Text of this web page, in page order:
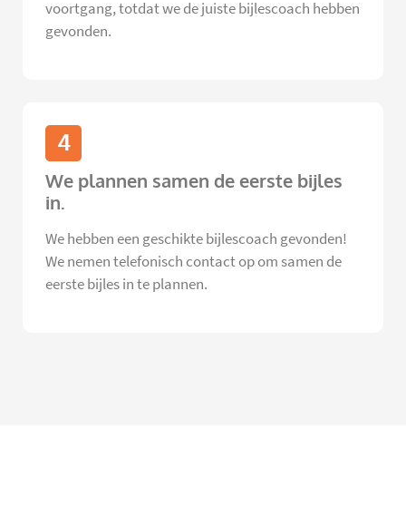
voortgang, totdat we de juiste bijlescoach hebben
gevonden.
4
We plannen samen de eerste bijles
in.
We hebben een geschikte bijlescoach gevonden!
We nemen telefonisch contact op om samen de
eerste bijles in te plannen.